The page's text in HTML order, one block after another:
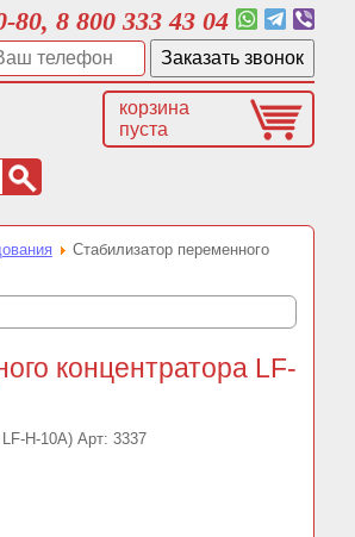
80, 8 800 333 43 04
корзина
пуста
Стабилизатор переменного
концентратора LF-
Арт:3337